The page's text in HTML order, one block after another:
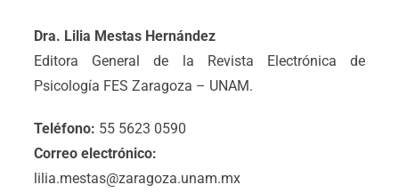
Dra. Lilia Mestas Hernández
Editora General de la Revista Electrónica de
Psicología FES Zaragoza – UNAM.
Teléfono: 55 5623 0590
Correo electrónico:
lilia.mestas@zaragoza.unam.mx